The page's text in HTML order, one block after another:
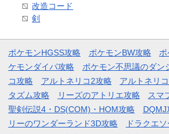
改造コード
剣
ポケモンHGSS攻略 ポケモンBW攻略
ケモンダイパ攻略
ポケモン不思議のダン
コ攻略
アルトネリコ2攻略 アルトネリ
タズム攻略
リーズのアトリエ攻略 スマ
聖剣伝説4・DS(COM)・HOM攻略
DQMJ
リーのワンダーランド3D攻略
ドラクエ